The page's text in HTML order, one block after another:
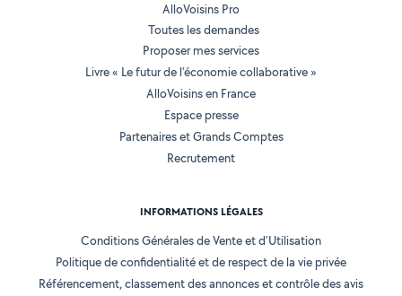
AlloVoisins Pro
Toutes les demandes
Proposer mes services
Livre « Le futur de l'économie collaborative »
AlloVoisins en France
Espace presse
Partenaires et Grands Comptes
Recrutement
INFORMATIONS LÉGALES
Conditions Générales de Vente et d'Utilisation
Politique de confidentialité et de respect de la vie privée
Référencement, classement des annonces et contrôle des avis